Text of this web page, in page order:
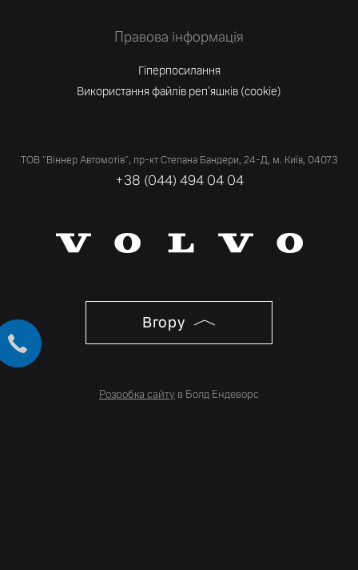
Правова інформація
Гіперпосилання
Використання файлів реп'яшків (cookie)
ТОВ "Віннер Автомотів", пр-кт Степана Бандери, 24-Д, м. Київ, 04073
+38 (044) 494 04 04
Вгору
Розробка сайту в Болд Ендеворс